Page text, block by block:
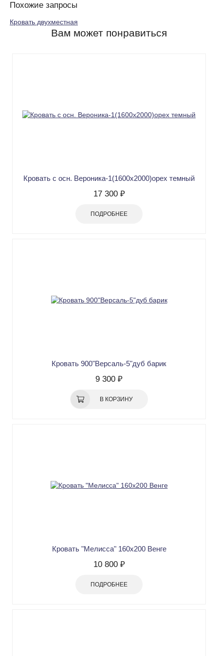
Похожие запросы
Кровать двухместная
Вам может понравиться
Кровать с осн. Вероника-1(1600х2000)орех темный
17 300 ₽
ПОДРОБНЕЕ
Кровать 900"Версаль-5"дуб барик
9 300 ₽
В КОРЗИНУ
Кровать "Мелисса" 160х200 Венге
10 800 ₽
ПОДРОБНЕЕ